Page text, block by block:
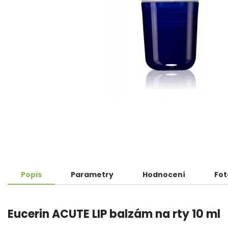
Popis Parametry Hodnocení
Eucerin ACUTE LIP balzám na rty 10 ml